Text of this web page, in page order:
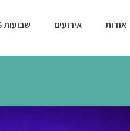
אודות אירועים שבועות 2026